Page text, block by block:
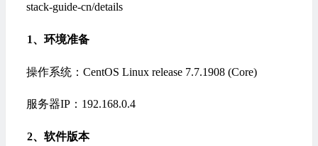
stack-guide-cn/details
1、环境准备
操作系统：CentOS Linux release 7.7.1908 (Core)
服务器IP：192.168.0.4
2、软件版本